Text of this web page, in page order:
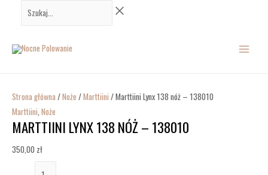
Szukaj...
Strona główna/Noże /Marttiini / Marttiini Lynx 138 nóż – 138010
Marttiini, Noże
MARTTIINI LYNX 138 NÓŻ – 138010
350,00 zł
138
138010